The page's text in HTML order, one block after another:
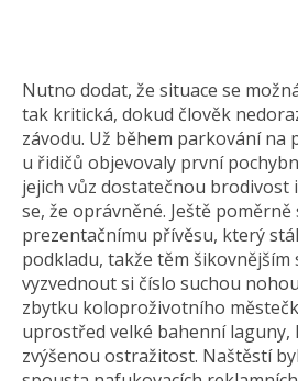
Nutno dodat, že situace se
tak kritická, dokud člověk
závodu. Už během parkování na
u řidičů objevovaly první
jejich vůz dostatečnou brodivost
se, že oprávněné. Ještě
prezentačnímu přívěsu, který
podkladu, takže těm šikovnějším
vyzvednout si číslo suchou
zbytku koloproživotního
uprostřed velké bahenní laguny,
zvýšenou ostražitost. Naštěstí